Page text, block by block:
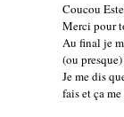
Coucou
Merci pour
Au final je
(ou
Je me dis
fais et ça